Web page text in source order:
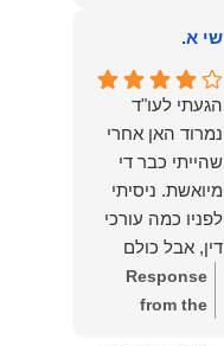
משרד עורכי דין
ונוטריון
יהודה, תודה
שמחנו מאוד
לשמוע שהייעוץ
עזר לך ושהיית
מרוצה.
מבחינתנו הוגנות
ומקצועיות הן
מעל הכל. נשמח
תמיד לעמוד
לרשותך בהמשך
שי א.
הגעתי לעו"ד
נמרוד האן אחרי
שהייתי כבר די
מיואשת. ניסיתי
לפניו כמה עורכי
דין, אבל כולם
נרתעו כי היה
מדובר בנושא
Response
from the